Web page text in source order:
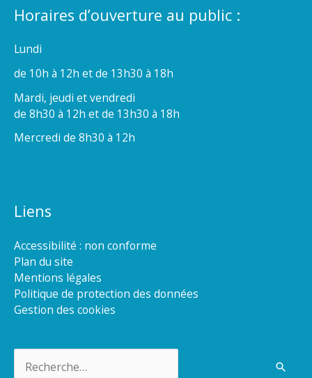
Horaires d’ouverture au public :
Lundi
de 10h à 12h et de 13h30 à 18h
Mardi, jeudi et vendredi
de 8h30 à 12h et de 13h30 à 18h
Mercredi de 8h30 à 12h
Liens
Accessibilité : non conforme
Plan du site
Mentions légales
Politique de protection des données
Gestion des cookies